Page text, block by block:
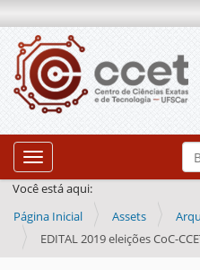
Toggle navigation
Você está aqui:
Página Inicial
Assets
EDITAL 2019 eleições CoC-